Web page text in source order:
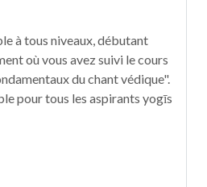
à tous niveaux, débutant
où vous avez suivi le cours
du chant védique".
pour tous les aspirants yogīs